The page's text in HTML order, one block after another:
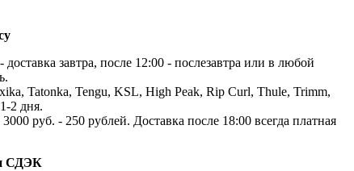
завтра, после 12:00 - послезавтра или в любой
Tatonka, Tengu, KSL, High Peak, Rip Curl, Thule, Trimm,
2 дня.
руб. - 250 рублей. Доставка после 18:00 всегда платная
СДЭК